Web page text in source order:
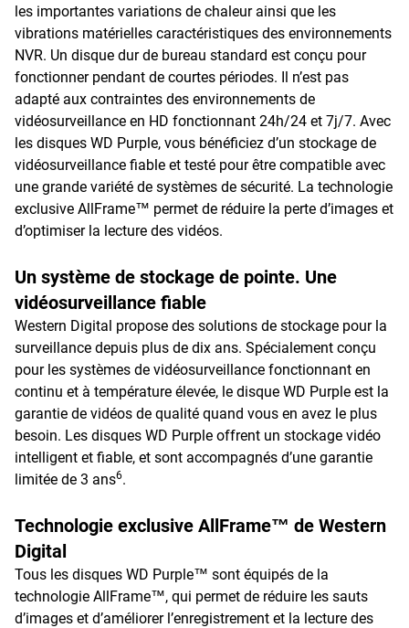
les importantes variations de chaleur ainsi que les
vibrations matérielles caractéristiques des environnements
NVR. Un disque dur de bureau standard est conçu pour
fonctionner pendant de courtes périodes. Il n’est pas
adapté aux contraintes des environnements de
vidéosurveillance en HD fonctionnant 24h/24 et 7j/7. Avec
les disques WD Purple, vous bénéficiez d’un stockage de
vidéosurveillance fiable et testé pour être compatible avec
une grande variété de systèmes de sécurité. La technologie
exclusive AllFrame™ permet de réduire la perte d’images et
d’optimiser la lecture des vidéos.
Un système de stockage de pointe. Une
vidéosurveillance fiable
Western Digital propose des solutions de stockage pour la
surveillance depuis plus de dix ans. Spécialement conçu
pour les systèmes de vidéosurveillance fonctionnant en
continu et à température élevée, le disque WD Purple est la
garantie de vidéos de qualité quand vous en avez le plus
besoin. Les disques WD Purple offrent un stockage vidéo
intelligent et fiable, et sont accompagnés d’une garantie
limitée de 3 ans6.
Technologie exclusive AllFrame™ de Western
Digital
Tous les disques WD Purple™ sont équipés de la
technologie AllFrame™, qui permet de réduire les sauts
d’images et d’améliorer l’enregistrement et la lecture des